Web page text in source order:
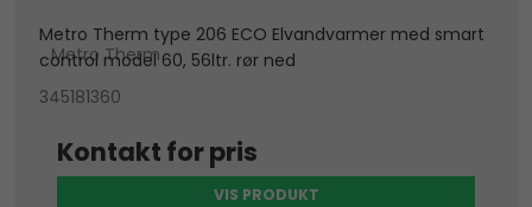
Metro Therm type 206 ECO Elvandvarmer med smart
control model 60, 56ltr. rør ned
Metro Therm
345181360
Kontakt for pris
VIS PRODUKT